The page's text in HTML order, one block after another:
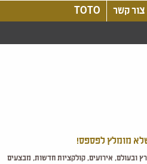
צור קשר TOTO
שלא מומלץ לפספס!
ובעולם, אירועים, קולקציות חדשות, מבצעים